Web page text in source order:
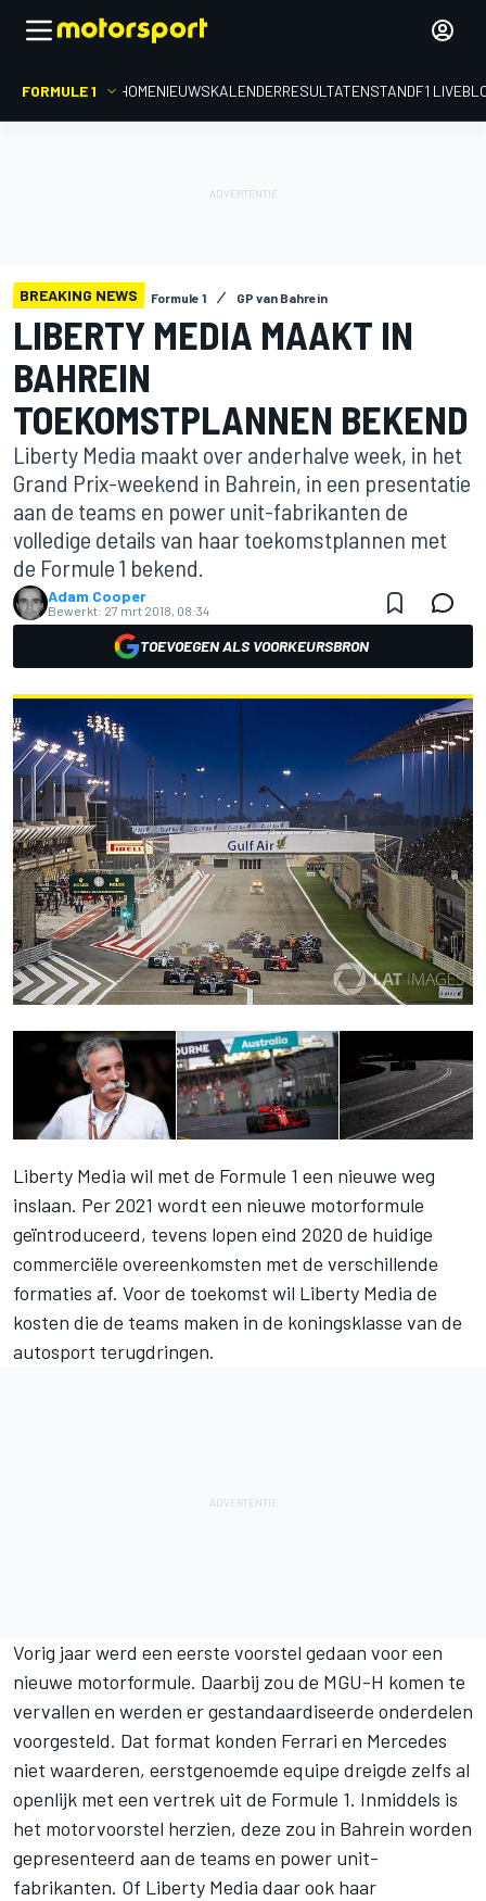
FORMULE 1 HOMENIEUWSKALENDERRESULTATENSTANDF1
BREAKING NEWS Formule 1 GP van Bahrein
LIBERTY MEDIA MAAKT IN
BAHREIN
TOEKOMSTPLANNEN BEKEND
Liberty Media maakt over anderhalve week, in het
Grand Prix-weekend in Bahrein, in een presentatie
aan de teams en power unit-fabrikanten de
volledige details van haar toekomstplannen met
de Formule 1 bekend.
Adam Cooper
Bewerkt: 27 mrt 2018, 08:34
TOEVOEGEN ALS VOORKEURSBRON
Liberty Media wil met de Formule 1 een nieuwe weg
inslaan. Per 2021 wordt een nieuwe motorformule
geïntroduceerd, tevens lopen eind 2020 de huidige
commerciële overeenkomsten met de verschillende
formaties af. Voor de toekomst wil Liberty Media de
kosten die de teams maken in de koningsklasse van de
autosport terugdringen.
Vorig jaar werd een eerste voorstel gedaan voor een
nieuwe motorformule. Daarbij zou de MGU-H komen te
vervallen en werden er gestandaardiseerde onderdelen
voorgesteld. Dat format konden Ferrari en Mercedes
niet waarderen, eerstgenoemde equipe dreigde zelfs al
openlijk met een vertrek uit de Formule 1. Inmiddels is
het motorvoorstel herzien, deze zou in Bahrein worden
gepresenteerd aan de teams en power unit-
fabrikanten. Of Liberty Media daar ook haar